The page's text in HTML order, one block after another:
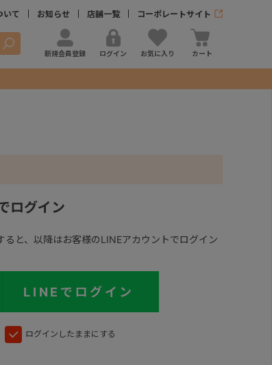
いて お知らせ 店舗一覧 コーポレートサイト
検索
新規会員登録 ログイン お気に入り カート
ログイン
ると、以降はお客様のLINEアカウントでログイン
LINEでログイン
ログインしたままにする